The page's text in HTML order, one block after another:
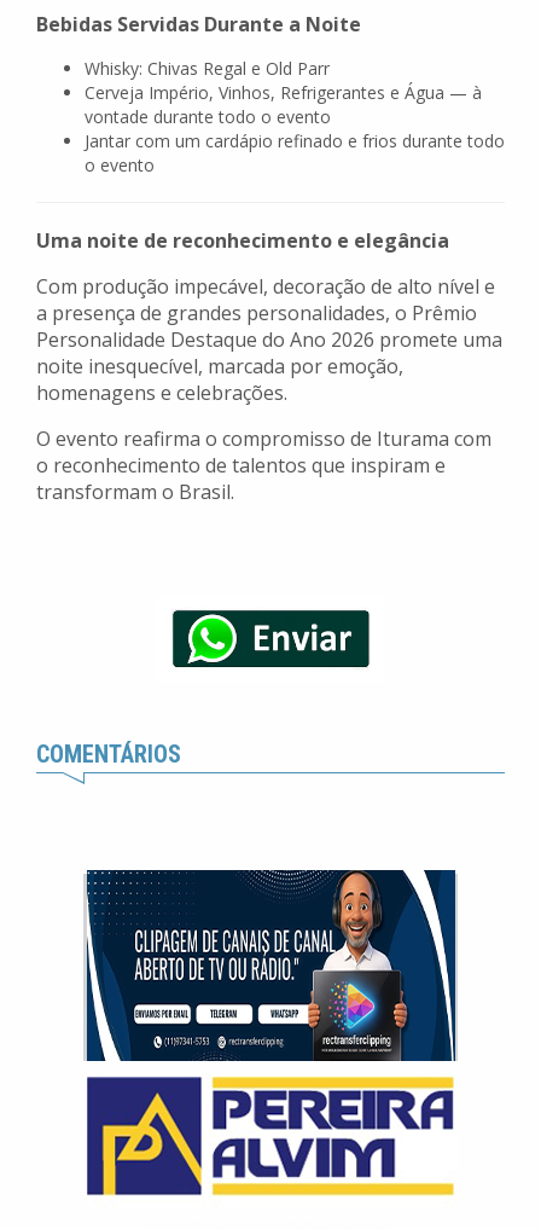
Bebidas Servidas Durante a Noite
Whisky: Chivas Regal e Old Parr
Cerveja Império, Vinhos, Refrigerantes e Água — à
vontade durante todo o evento
Jantar com um cardápio refinado e frios durante todo
o evento
Uma noite de reconhecimento e elegância
Com produção impecável, decoração de alto nível e
a presença de grandes personalidades, o Prêmio
Personalidade Destaque do Ano 2026 promete uma
noite inesquecível, marcada por emoção,
homenagens e celebrações.
O evento reafirma o compromisso de Iturama com
o reconhecimento de talentos que inspiram e
transformam o Brasil.
COMENTÁRIOS